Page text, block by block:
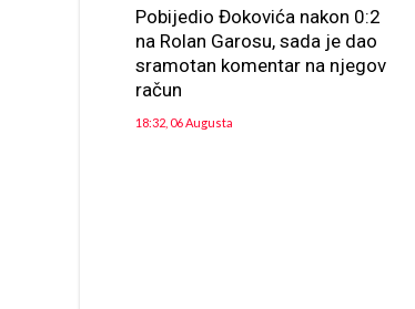
Pobijedio Đokovića nakon 0:2
na Rolan Garosu, sada je dao
sramotan komentar na njegov
račun
18:32, 06 Augusta